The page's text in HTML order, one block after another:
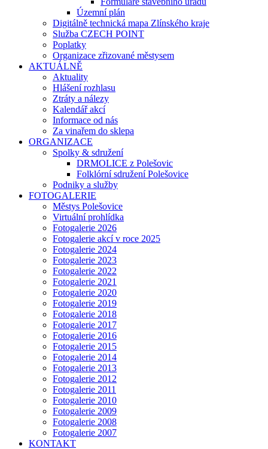
Územní plán
Digitálně technická mapa Zlínského kraje
Služba CZECH POINT
Poplatky
Organizace zřizované městysem
AKTUÁLNĚ
Aktuality
Hlášení rozhlasu
Ztráty a nálezy
Kalendář akcí
Informace od nás
Za vinařem do sklepa
ORGANIZACE
Spolky & sdružení
DRMOLICE z Polešovic
Folklórní sdružení Polešovice
Podniky a služby
FOTOGALERIE
Městys Polešovice
Virtuální prohlídka
Fotogalerie 2026
Fotogalerie akcí v roce 2025
Fotogalerie 2024
Fotogalerie 2023
Fotogalerie 2022
Fotogalerie 2021
Fotogalerie 2020
Fotogalerie 2019
Fotogalerie 2018
Fotogalerie 2017
Fotogalerie 2016
Fotogalerie 2015
Fotogalerie 2014
Fotogalerie 2013
Fotogalerie 2012
Fotogalerie 2011
Fotogalerie 2010
Fotogalerie 2009
Fotogalerie 2008
Fotogalerie 2007
KONTAKT